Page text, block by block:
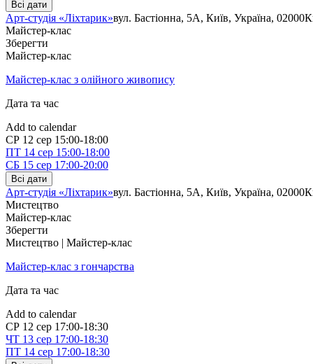
Всі дати
Арт-студія «Ліхтарик»вул. Бастіонна, 5А, Київ, Україна, 02000
Майстер-клас
Зберегти
Майстер-клас
Майстер-клас з олійного живопису
Дата та час
Add to calendar
СР 12 сер 15:00-18:00
ПТ 14 сер 15:00-18:00
СБ 15 сер 17:00-20:00
Всі дати
Арт-студія «Ліхтарик»вул. Бастіонна, 5А, Київ, Україна, 02000
Мистецтво
Майстер-клас
Зберегти
Мистецтво | Майстер-клас
Майстер-клас з гончарства
Дата та час
Add to calendar
СР 12 сер 17:00-18:30
ЧТ 13 сер 17:00-18:30
ПТ 14 сер 17:00-18:30